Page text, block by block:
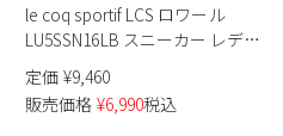
le coq sportif LCS ロワール
LU5SSN16LB スニーカー レディ
ース
定価 ¥9,460
販売価格 ¥6,990税込